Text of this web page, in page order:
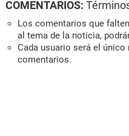
COMENTARIOS:
Los comentarios que
al tema de la noticia,
Cada usuario será el único
comentarios.